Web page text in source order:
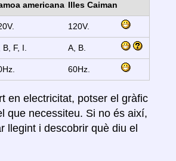
americana Illes Caiman
120V.
B, F, I. A, B.
60Hz.
en electricitat, potser el gràfic
que necessiteu. Si no és així,
llegint i descobrir què diu el